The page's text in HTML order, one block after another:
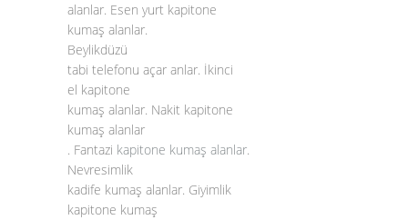
alanlar. Esen yurt kapitone
kumaş alanlar.
Beylikdüzü
tabi telefonu açar anlar. İkinci
el kapitone
kumaş alanlar. Nakit kapitone
kumaş alanlar
. Fantazi kapitone kumaş alanlar.
Nevresimlik
kadife kumaş alanlar. Giyimlik
kapitone kumaş